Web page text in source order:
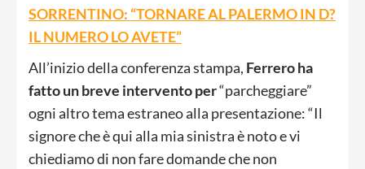
SORRENTINO: “TORNARE AL PALERMO IN D?
IL NUMERO LO AVETE”
All’inizio della conferenza stampa, Ferrero ha
fatto un breve intervento per“parcheggiare”
ogni altro tema estraneo alla presentazione: “Il
signore che è qui alla mia sinistra è noto e vi
chiediamo di non fare domande che non